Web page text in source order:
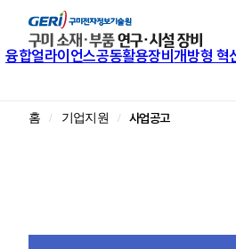
융합얼라이언스공동활용장비개방형 혁
홈 기업지원 사업공고